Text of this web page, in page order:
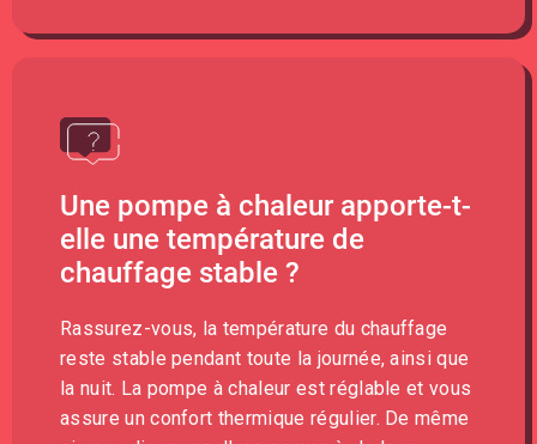
Une pompe à chaleur apporte-t-
elle une température de
chauffage stable ?
Rassurez-vous, la température du chauffage
reste stable pendant toute la journée, ainsi que
la nuit. La pompe à chaleur est réglable et vous
assure un confort thermique régulier. De même